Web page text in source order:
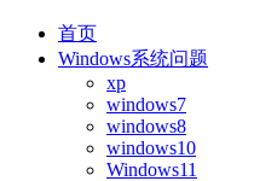
首页
Windows系统问题
xp
windows7
windows8
windows10
Windows11